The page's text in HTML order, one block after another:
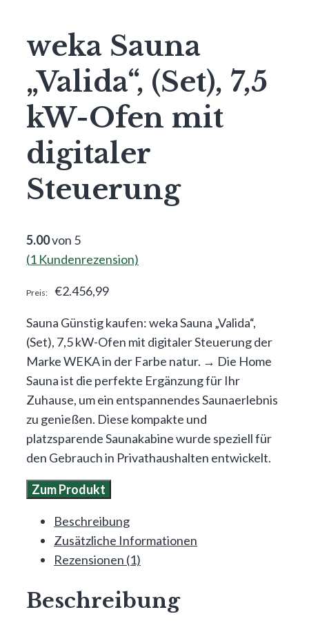
weka Sauna
„Valida“, (Set), 7,5
kW-Ofen mit
digitaler
Steuerung
5.00von 5
(1 Kundenrezension)
€2.456,99
Sauna Günstig kaufen: weka Sauna „Valida“,
(Set), 7,5 kW-Ofen mit digitaler Steuerung der
Marke WEKA in der Farbe natur. → Die Home
Sauna ist die perfekte Ergänzung für Ihr
Zuhause, um ein entspannendes Saunaerlebnis
zu genießen. Diese kompakte und
platzsparende Saunakabine wurde speziell für
den Gebrauch in Privathaushalten entwickelt.
Zum Produkt
Beschreibung
Zusätzliche Informationen
Rezensionen (1)
Beschreibung